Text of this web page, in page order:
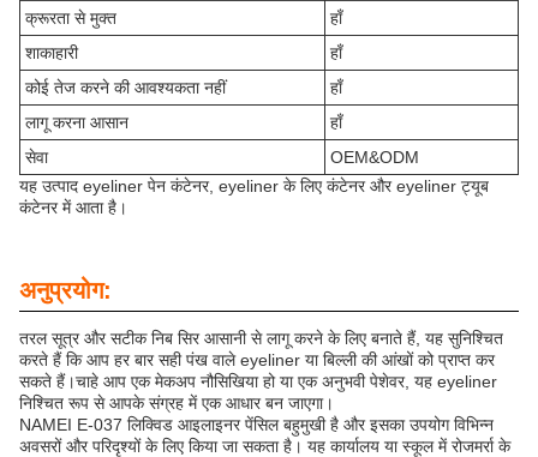
क्रूरता से मुक्त
हाँ
शाकाहारी
हाँ
कोई तेज करने की आवश्यकता नहीं
हाँ
लागू करना आसान
हाँ
सेवा
OEM&ODM
यह उत्पाद eyeliner पेन कंटेनर, eyeliner के लिए कंटेनर और eyeliner ट्यूब
कंटेनर में आता है।
अनुप्रयोग:
तरल सूत्र और सटीक निब सिर आसानी से लागू करने के लिए बनाते हैं, यह सुनिश्चित
करते हैं कि आप हर बार सही पंख वाले eyeliner या बिल्ली की आंखों को प्राप्त कर
सकते हैं।चाहे आप एक मेकअप नौसिखिया हो या एक अनुभवी पेशेवर, यह eyeliner
निश्चित रूप से आपके संग्रह में एक आधार बन जाएगा।
NAMEI E-037 लिक्विड आइलाइनर पेंसिल बहुमुखी है और इसका उपयोग विभिन्न
अवसरों और परिदृश्यों के लिए किया जा सकता है। यह कार्यालय या स्कूल में रोजमर्रा के